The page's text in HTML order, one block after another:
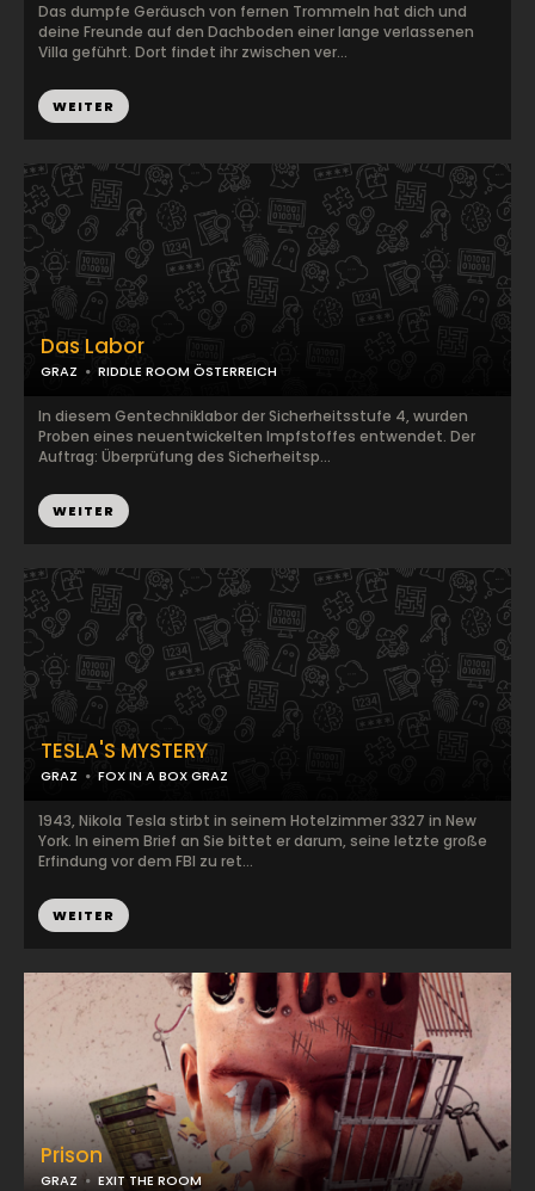
Das dumpfe Geräusch von fernen Trommeln hat dich und
deine Freunde auf den Dachboden einer lange verlassenen
Villa geführt. Dort findet ihr zwischen ver...
WEITER
TESLA'S MYSTERY
GRAZ FOX IN A BOX GRAZ
1943, Nikola Tesla stirbt in seinem Hotelzimmer 3327 in New
York. In einem Brief an Sie bittet er darum, seine letzte große
Erfindung vor dem FBI zu ret...
WEITER
Das Labor
GRAZ RIDDLE ROOM ÖSTERREICH
In diesem Gentechniklabor der Sicherheitsstufe 4, wurden
Proben eines neuentwickelten Impfstoffes entwendet. Der
Auftrag: Überprüfung des Sicherheitsp...
WEITER
Prison
GRAZ EXIT THE ROOM